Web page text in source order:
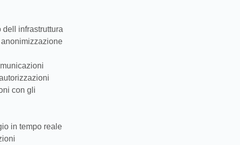
infrastruttura
con gli
in tempo reale